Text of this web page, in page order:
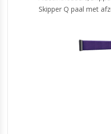
Skipper Q paal met